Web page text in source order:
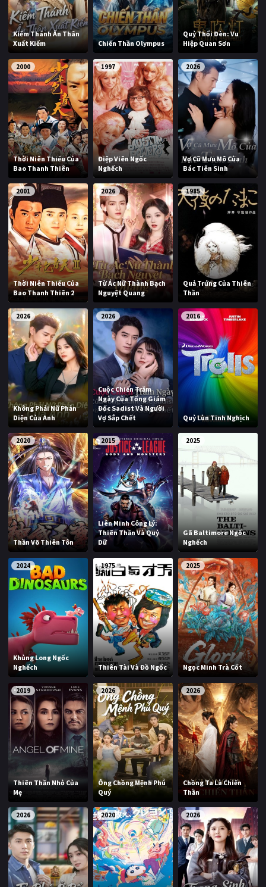
Kiếm Thánh Ẩn Thân
Xuất Kiếm
Chiến Thần Olympus
Quỷ Thổi Đèn: Vu
Hiệp Quan Sơn
2000
Thời Niên Thiếu Của
Bao Thanh Thiên
1997
Điệp Viên Ngốc
Nghếch
2026
Vợ Cũ Mưu Mô Của
Bác Tiên Sinh
2001
Thời Niên Thiếu Của
Bao Thanh Thiên 2
2026
Từ Ác Nữ Thành Bạch
Nguyệt Quang
1985
Quả Trứng Của Thiên
Thần
2026
Không Phải Nữ Phản
Diện Của Anh
2026
Cuộc Chiến Trăm
Ngày Của Tổng Giám
Đốc Sadist Và Người
Vợ Sắp Chết
2016
Quỷ Lùn Tinh Nghịch
2020
Thần Võ Thiên Tôn
2015
Liên Minh Công Lý:
Thiên Thần Và Quỷ
Dữ
2025
Gã Baltimore Ngốc
Nghếch
2024
Khủng Long Ngốc
Nghếch
1975
Thiên Tài Và Đồ Ngốc
2025
Ngọc Minh Trà Cốt
2019
Thiên Thần Nhỏ Của
Mẹ
2026
Ông Chồng Mệnh Phú
Quý
2026
Chồng Ta Là Chiến
Thần
2026 2020 2026